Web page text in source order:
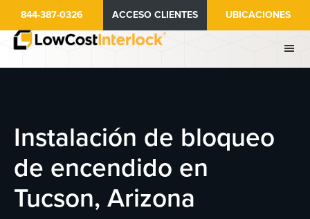
contenido
844-387-0326 ACCESO CLIENTES UBICACIONES
Instalación de bloqueo
de encendido en
Tucson, Arizona